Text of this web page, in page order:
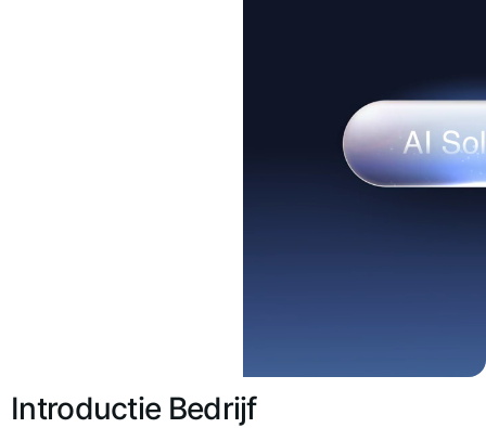
Introductie Bedrijf